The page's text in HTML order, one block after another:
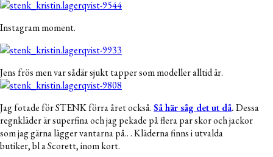
Instagram moment.
Jens frös men var sådär sjukt tapper som modeller alltid är.
Jag fotade för STENK förra året också.Så här såg det ut då.Dessa
regnkläder är superfina och jag pekade på flera par skor och jackor
som jag gärna lägger vantarna på.. . Kläderna finns i utvalda
butiker, bl a Scorett, inom kort.